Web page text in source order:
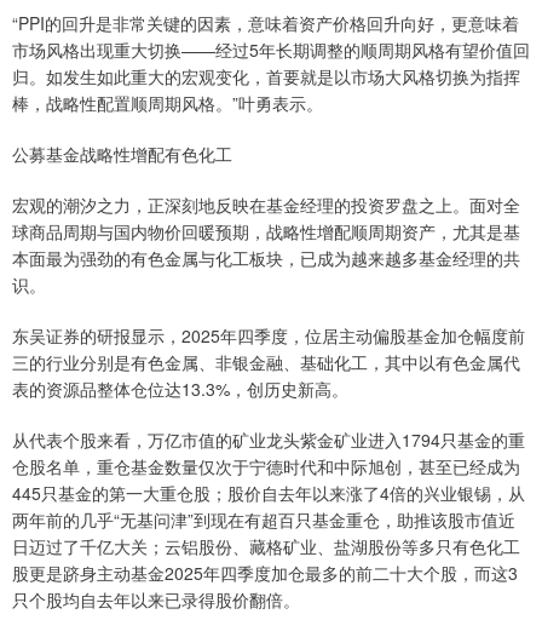
“PPI的回升是非常关键的因素，意味着资产价格回升向好，更意味着
市场风格出现重大切换——经过5年长期调整的顺周期风格有望价值回
归。如发生如此重大的宏观变化，首要就是以市场大风格切换为指挥
棒，战略性配置顺周期风格。”叶勇表示。
公募基金战略性增配有色化工
宏观的潮汐之力，正深刻地反映在基金经理的投资罗盘之上。面对全
球商品周期与国内物价回暖预期，战略性增配顺周期资产，尤其是基
本面最为强劲的有色金属与化工板块，已成为越来越多基金经理的共
识。
东吴证券的研报显示，2025年四季度，位居主动偏股基金加仓幅度前
三的行业分别是有色金属、非银金融、基础化工，其中以有色金属代
表的资源品整体仓位达13.3%，创历史新高。
从代表个股来看，万亿市值的矿业龙头紫金矿业进入1794只基金的重
仓股名单，重仓基金数量仅次于宁德时代和中际旭创，甚至已经成为
445只基金的第一大重仓股；股价自去年以来涨了4倍的兴业银锡，从
两年前的几乎“无基问津”到现在有超百只基金重仓，助推该股市值近
日迈过了千亿大关；云铝股份、藏格矿业、盐湖股份等多只有色化工
股更是跻身主动基金2025年四季度加仓最多的前二十大个股，而这3
只个股均自去年以来已录得股价翻倍。